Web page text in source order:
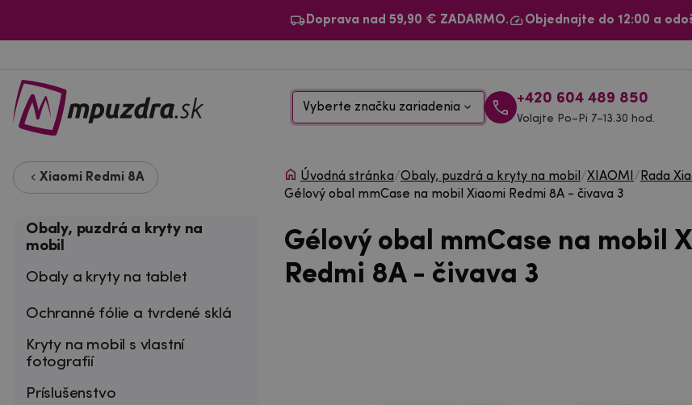
Doprava nad 59,90 € ZADARMO. Objednajte do 12:00 a
Vyberte značku zariadenia
+420 604 489 850
Volajte Po–Pi 7–13.30 hod.
Xiaomi Redmi 8A
Obaly, puzdrá a kryty na
mobil
Obaly a kryty na tablet
Ochranné fólie a tvrdené sklá
Kryty na mobil s vlastní
fotografií
Príslušenstvo
Úvodná stránka/Obaly, puzdrá a kryty na mobil /XIAOMI / Rada
Gélový obal mmCase na mobil Xiaomi Redmi 8A - čivava 3
Gélový obal mmCase na mobil
Redmi 8A - čivava 3